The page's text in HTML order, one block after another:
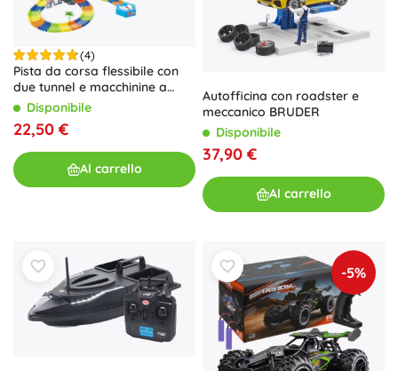
(4)
Pista da corsa flessibile con
due tunnel e macchinine a
batteria
Disponibile
22,50 €
Al carrello
Autofficina con roadster e
meccanico BRUDER
Disponibile
37,90 €
Al carrello
-5%